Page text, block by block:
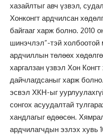
хазайлтыг авч үзвэл,
Хонконгт ардчилсан
байгааг харж болно. 2010
шинэчлэл”-тэй холбоотой
ардчиллын төлөөх
харгалзан үзвэл Хон
дайчлагдсаныг харж
эсвэл ХКН-ыг
сонгох асуудалтай
хандлагыг өдөөсөн.
ардчилагчдын эзлэх хувь